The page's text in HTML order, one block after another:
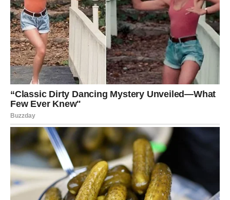
simbolizira njegovu tugu, ali i snagu koju crpi iz sjećanja na
njega.U svojim izjavama često naglašava važnost
samostalnosti i snage karaktera, što ga čini uzorom mnogima.
Njegova izjava “Ako želite da budem najbolji, morate postati
najbolji” odražava njegovu ambiciju i pristup uspjehu.
Zlatanova kombinacija hrabrosti i strasti prema nogometu daje
snažnu poruku svim mladim sportistima da se bore za svoje
snove, bez obzira na prepreke koje se nalaze pred njima.
Uticaj na buduće generacije
Dok se Zlatanova karijera polako bliži kraju, njegovo nasljeđe
će nastaviti živjeti. Njegova sposobnost da izazove norme,
preispita vlastita uvjerenja i inspiriše druge donosi novu
dimenziju njegovom naslijeđu. Mnoge generacije mladih